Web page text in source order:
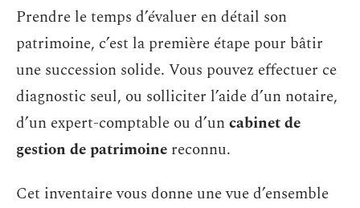
Prendre le temps d’évaluer en détail son
patrimoine, c’est la première étape pour bâtir
une succession solide. Vous pouvez effectuer ce
diagnostic seul, ou solliciter l’aide d’un notaire,
d’un expert-comptable ou d’uncabinet de
gestion de patrimoine reconnu.
Cet inventaire vous donne une vue d’ensemble